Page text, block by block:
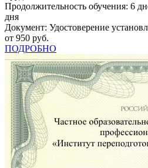
Продолжительность обучения: 6
дня
Документ: Удостоверение
от 950 руб.
ПОДРОБНО